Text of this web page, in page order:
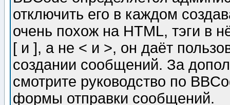
отключить его в каждом
очень похож на HTML, тэги в
[ и ], а не < и >, он даёт
создании сообщений. За
смотрите руководство по
формы отправки сообщений.